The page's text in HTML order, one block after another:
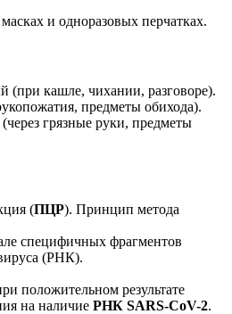
и одноразовых перчатках.
(при кашле, чихании, разговоре).
предметы обихода).
грязные руки, предметы
(ПЦР). Принцип метода
специфичных фрагментов
(РНК).
положительном результате
на наличие РНК SARS-CoV-2.